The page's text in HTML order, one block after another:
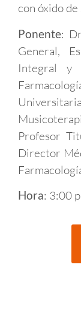
con óxido de
Ponente:
General,
Integral y
Profesor
Director
Hora: 3:00